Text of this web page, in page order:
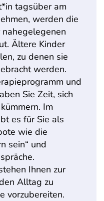
tagsüber am
werden die
Ältere Kinder
zu denen sie
werden.
und
Sie Zeit, sich
Im
es für Sie als
wie die
sein“ und
Ihnen zur
Alltag zu
vorzubereiten.